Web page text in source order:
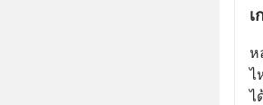
ห
ไ
ไ